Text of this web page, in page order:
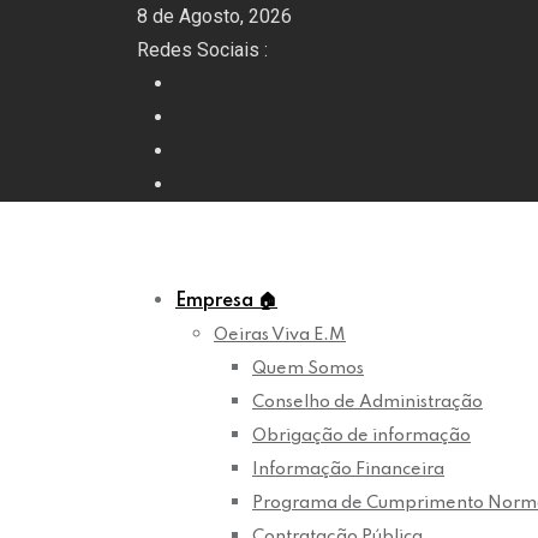
8 de Agosto, 2026
Redes Sociais :
Empresa 🏠
Oeiras Viva E.M
Quem Somos
Conselho de Administração
Obrigação de informação
Informação Financeira
Programa de Cumprimento